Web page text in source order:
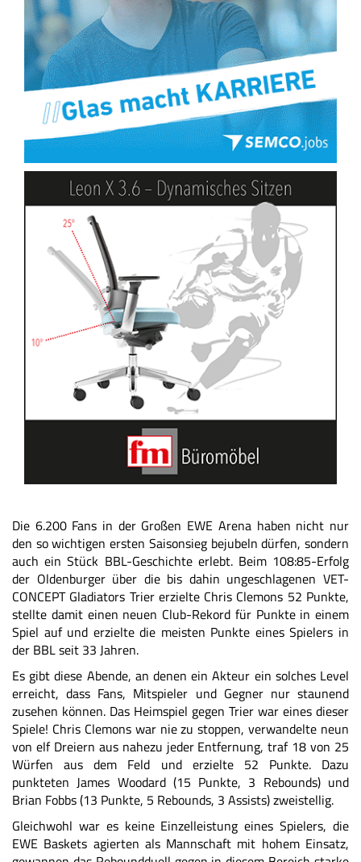
Die 6.200 Fans in der Großen EWE Arena haben nicht nur
den so wichtigen ersten Saisonsieg bejubeln dürfen, sondern
auch ein Stück BBL-Geschichte erlebt. Beim 108:85-Erfolg
der Oldenburger über die bis dahin ungeschlagenen VET-
CONCEPT Gladiators Trier erzielte Chris Clemons 52 Punkte,
stellte damit einen neuen Club-Rekord für Punkte in einem
Spiel auf und erzielte die meisten Punkte eines Spielers in
der BBL seit 33 Jahren.
Es gibt diese Abende, an denen ein Akteur ein solches Level
erreicht, dass Fans, Mitspieler und Gegner nur staunend
zusehen können. Das Heimspiel gegen Trier war eines dieser
Spiele! Chris Clemons war nie zu stoppen, verwandelte neun
von elf Dreiern aus nahezu jeder Entfernung, traf 18 von 25
Würfen aus dem Feld und erzielte 52 Punkte. Dazu
punkteten James Woodard (15 Punkte, 3 Rebounds) und
Brian Fobbs (13 Punkte, 5 Rebounds, 3 Assists) zweistellig.
Gleichwohl war es keine Einzelleistung eines Spielers, die
EWE Baskets agierten als Mannschaft mit hohem Einsatz,